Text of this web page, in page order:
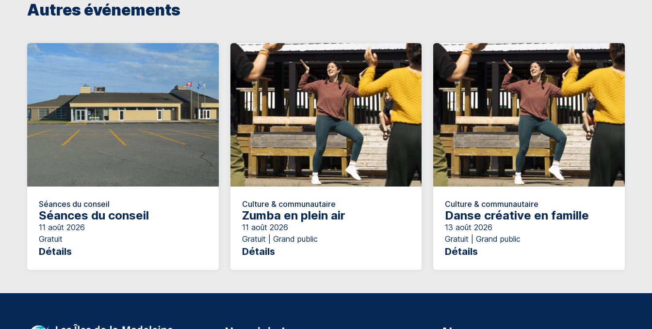
Autres événements
Séances du conseil
Séances du conseil
11 août 2026
Gratuit
Détails
Culture & communautaire
Zumba en plein air
11 août 2026
Gratuit | Grand public
Détails
Culture & communautaire
Danse créative en famille
13 août 2026
Gratuit | Grand public
Détails